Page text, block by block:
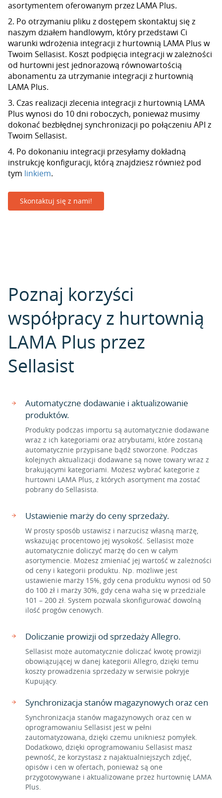
asortymentem oferowanym przez LAMA Plus.
2. Po otrzymaniu pliku z dostępem skontaktuj się z
naszym działem handlowym, który przedstawi Ci
warunki wdrożenia integracji z hurtownią LAMA Plus w
Twoim Sellasist. Koszt podpięcia integracji w zależności
od hurtowni jest jednorazową równowartością
abonamentu za utrzymanie integracji z hurtownią
LAMA Plus.
3. Czas realizacji zlecenia integracji z hurtownią LAMA
Plus wynosi do 10 dni roboczych, ponieważ musimy
dokonać bezbłędnej synchronizacji po połączeniu API z
Twoim Sellasist.
4. Po dokonaniu integracji przesyłamy dokładną
instrukcję konfiguracji, którą znajdziesz również pod
tym linkiem.
Skontaktuj się z nami!
Poznaj korzyści
współpracy z hurtownią
LAMA Plus przez
Sellasist
Automatyczne dodawanie i aktualizowanie
produktów.
Produkty podczas importu są automatycznie dodawane
wraz z ich kategoriami oraz atrybutami, które zostaną
automatycznie przypisane bądź stworzone. Podczas
kolejnych aktualizacji dodawane są nowe towary wraz z
brakującymi kategoriami. Możesz wybrać kategorie z
hurtowni LAMA Plus, z których asortyment ma zostać
pobrany do Sellasista.
Ustawienie marży do ceny sprzedaży.
W prosty sposób ustawisz i narzucisz własną marżę,
wskazując procentowo jej wysokość. Sellasist może
automatycznie doliczyć marżę do cen w całym
asortymencie. Możesz zmieniać jej wartość w zależności
od ceny i kategorii produktu. Np. możliwe jest
ustawienie marży 15%, gdy cena produktu wynosi od 50
do 100 zł i marży 30%, gdy cena waha się w przedziale
101 – 200 zł. System pozwala skonfigurować dowolną
ilość progów cenowych.
Doliczanie prowizji od sprzedaży Allegro.
Sellasist może automatycznie doliczać kwotę prowizji
obowiązującej w danej kategorii Allegro, dzięki temu
koszty prowadzenia sprzedaży w serwisie pokryje
Kupujący.
Synchronizacja stanów magazynowych oraz cen
Synchronizacja stanów magazynowych oraz cen w
oprogramowaniu Sellasist jest w pełni
zautomatyzowana, dzięki czemu unikniesz pomyłek.
Dodatkowo, dzięki oprogramowaniu Sellasist masz
pewność, że korzystasz z najaktualniejszych zdjęć,
opisów i cen w ofertach, ponieważ są one
przygotowywane i aktualizowane przez hurtownię LAMA
Plus.